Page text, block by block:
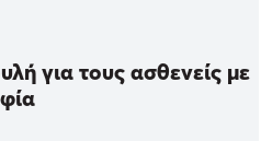
για τους ασθενείς με